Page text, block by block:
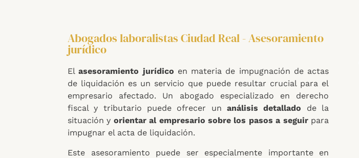
Abogados laboralistas Ciudad Real - Asesoramiento
jurídico
Elasesoramiento jurídico en materia de impugnación de actas
de liquidación es un servicio que puede resultar crucial para el
empresario afectado. Un abogado especializado en derecho
fiscal y tributario puede ofrecer un análisis detallado de la
situación y orientar al empresario sobre los pasos a seguirpara
impugnar el acta de liquidación.
Este asesoramiento puede ser especialmente importante en